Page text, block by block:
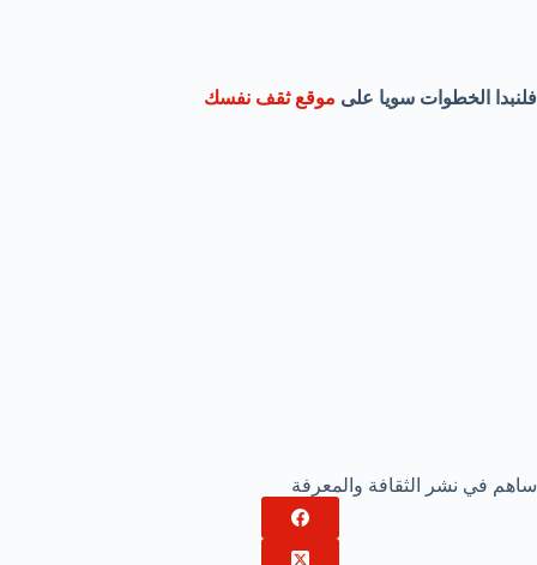
فلنبدا الخطوات سويا على موقع ثقف نفسك
ساهم في نشر الثقافة والمعرفة